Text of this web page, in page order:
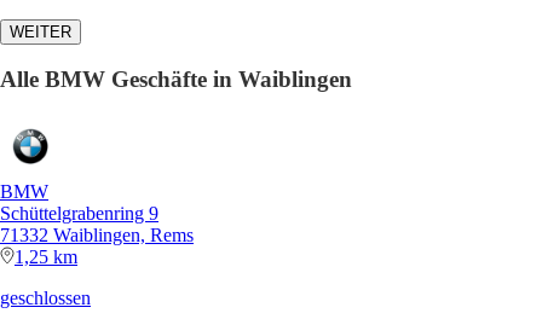
WEITER
Alle BMW Geschäfte in Waiblingen
BMW
Schüttelgrabenring 9
71332 Waiblingen, Rems
1,25 km
geschlossen